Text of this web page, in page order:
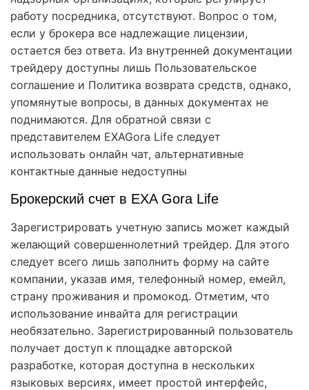
работу посредника, отсутствуют. Вопрос о том,
если у брокера все надлежащие лицензии,
остается без ответа. Из внутренней документации
трейдеру доступны лишь Пользовательское
соглашение и Политика возврата средств, однако,
упомянутые вопросы, в данных документах не
поднимаются. Для обратной связи с
представителем EXAGora Life следует
использовать онлайн чат, альтернативные
контактные данные недоступны
Брокерский счет в EXA Gora Life
Зарегистрировать учетную запись может каждый
желающий совершеннолетний трейдер. Для этого
следует всего лишь заполнить форму на сайте
компании, указав имя, телефонный номер, емейл,
страну проживания и промокод. Отметим, что
использование инвайта для регистрации
необязательно. Зарегистрированный пользователь
получает доступ к площадке авторской
разработке, которая доступна в нескольких
языковых версиях, имеет простой интерфейс,